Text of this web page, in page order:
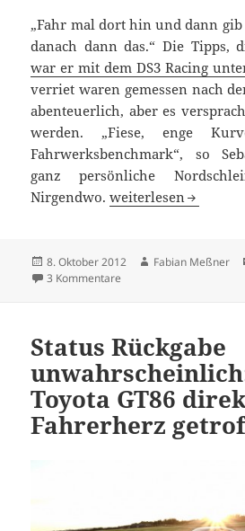
„Fahr mal dort hin und dann
danach dann das.“ Die Tipps,
war er mit dem DS3 Racing
verriet waren gemessen nach
abenteuerlich, aber es
werden. „Fiese, enge
Fahrwerksbenchmark“, so
ganz persönliche
Nirgendwo.Zwischen Kühen
weiterlesen
Veröffentlicht
am
8. Oktober 2012 Autor
Fabian Meßner
3 Kommentare
Status Rückgabe
Toyota GT86
Fahrerherz